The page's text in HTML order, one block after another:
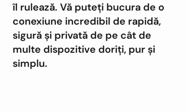
îl rulează. Vă puteți bucura de o
conexiune incredibil de rapidă,
sigură și privată de pe cât de
multe dispozitive doriți, pur și
simplu.